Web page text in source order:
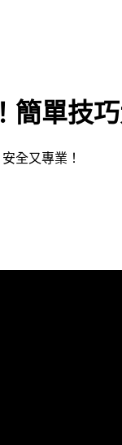
單技巧
全又專業！